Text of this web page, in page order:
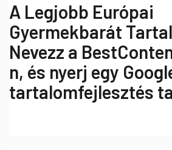
A Legjobb Európai
Gyermekbarát
Nevezz a
n, és nyerj egy
tartalomfejlesztés